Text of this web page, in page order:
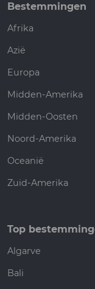
Bestemmingen
Afrika
Azië
Europa
Midden-Amerika
Midden-Oosten
Noord-Amerika
Oceanië
Zuid-Amerika
Top
Algarve
Bali